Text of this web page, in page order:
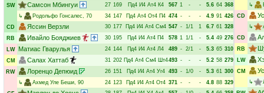
SW
Самсон Мбингуи 27 169 Пд4 И4 Ат4 К4 567 1 - - 5.6 64 368
↳
Родольфо Гонсалес, 70 34 147 Пд4 Ат4 От4 П4 474 - - - 4.9 91 426
CD
Яссин Верзли 30 177 Пд4 И4 Ат4 См4 547 - 1/1 1 6.7 61 328
RB
Ивайло Бояджиев 30 195 Пд4 И4 Ат4 П4 578 1 1/1 - 5.4 49 276
LW
Матиас Гварулья 24 144 Пд4 И4 Ат4 Л4 489 - 2/1 - 5.3 65 310
CM
Салах Хаттаб 31 202 Пд4 Ат4 См4 Шт4493 - - - 5.2 58 279
RW
Лоренцо Депюид 26 151 Пд4 И4 Ат4 Уг4 493 - 1/0 - 5.3 61 300
↳
Ахмед Уле Беши, 90 24 123 Пд4 И4 Ат4 От4 371 - - - 4.8 88 329
↳
CD
↳
CD
RB
LW
CM
↳